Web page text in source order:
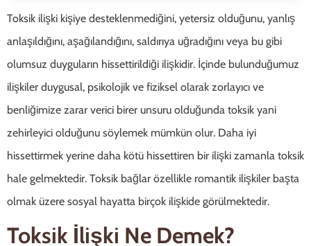
Toksik ilişki kişiye desteklenmediğini, yetersiz olduğunu, yanlış
anlaşıldığını, aşağılandığını, saldırıya uğradığını veya bu gibi
olumsuz duyguların hissettirildiği ilişkidir. İçinde bulunduğumuz
ilişkiler duygusal, psikolojik ve fiziksel olarak zorlayıcı ve
benliğimize zarar verici birer unsuru olduğunda toksik yani
zehirleyici olduğunu söylemek mümkün olur. Daha iyi
hissettirmek yerine daha kötü hissettiren bir ilişki zamanla toksik
hale gelmektedir. Toksik bağlar özellikle romantik ilişkiler başta
olmak üzere sosyal hayatta birçok ilişkide görülmektedir.
Toksik İlişki Ne Demek?